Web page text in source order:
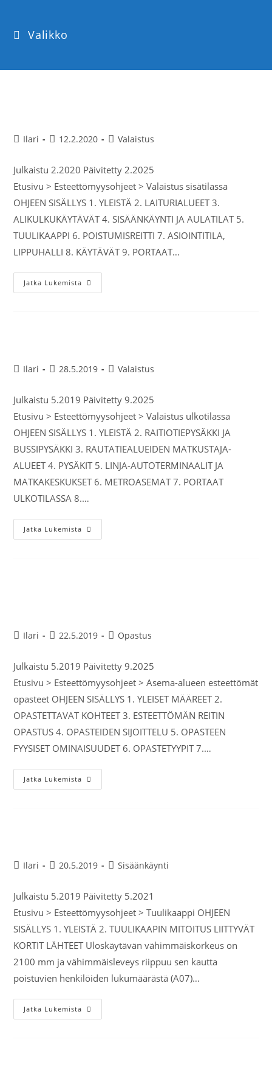
Valikko
Ilari 12.2.2020 Valaistus
Julkaistu 2.2020 Päivitetty 2.2025
Etusivu > Esteettömyysohjeet > Valaistus sisätilassa
OHJEEN SISÄLLYS 1. YLEISTÄ 2. LAITURIALUEET 3.
ALIKULKUKÄYTÄVÄT 4. SISÄÄNKÄYNTI JA AULATILAT 5.
TUULIKAAPPI 6. POISTUMISREITTI 7. ASIOINTITILA,
LIPPUHALLI 8. KÄYTÄVÄT 9. PORTAAT…
Jatka Lukemista
Ilari 28.5.2019 Valaistus
Julkaistu 5.2019 Päivitetty 9.2025
Etusivu > Esteettömyysohjeet > Valaistus ulkotilassa
OHJEEN SISÄLLYS 1. YLEISTÄ 2. RAITIOTIEPYSÄKKI JA
BUSSIPYSÄKKI 3. RAUTATIEALUEIDEN MATKUSTAJA-
ALUEET 4. PYSÄKIT 5. LINJA-AUTOTERMINAALIT JA
MATKAKESKUKSET 6. METROASEMAT 7. PORTAAT
ULKOTILASSA 8.…
Jatka Lukemista
Ilari 22.5.2019 Opastus
Julkaistu 5.2019 Päivitetty 9.2025
Etusivu > Esteettömyysohjeet > Asema-alueen esteettömät
opasteet OHJEEN SISÄLLYS 1. YLEISET MÄÄREET 2.
OPASTETTAVAT KOHTEET 3. ESTEETTÖMÄN REITIN
OPASTUS 4. OPASTEIDEN SIJOITTELU 5. OPASTEEN
FYYSISET OMINAISUUDET 6. OPASTETYYPIT 7.…
Jatka Lukemista
Ilari 20.5.2019 Sisäänkäynti
Julkaistu 5.2019 Päivitetty 5.2021
Etusivu > Esteettömyysohjeet > Tuulikaappi OHJEEN
SISÄLLYS 1. YLEISTÄ 2. TUULIKAAPIN MITOITUS LIITTYVÄT
KORTIT LÄHTEET Uloskäytävän vähimmäiskorkeus on
2100 mm ja vähimmäisleveys riippuu sen kautta
poistuvien henkilöiden lukumäärästä (A07)…
Jatka Lukemista